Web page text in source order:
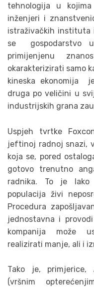
tehnologija u
inženjeri i
istraživačkih instituta
se gospodarstvo
primijenjenu
okarakterizirati samo
kineska ekonomija
druga po veličini u
industrijskih grana
Uspjeh tvrtke
jeftinoj radnoj snazi,
koja se, pored
gotovo trenutno
radnika. To je lako
populacija živi
Procedura
jednostavna i
kompanija može
realizirati manje, ali i
Tako je, primjerice,
(vršnim